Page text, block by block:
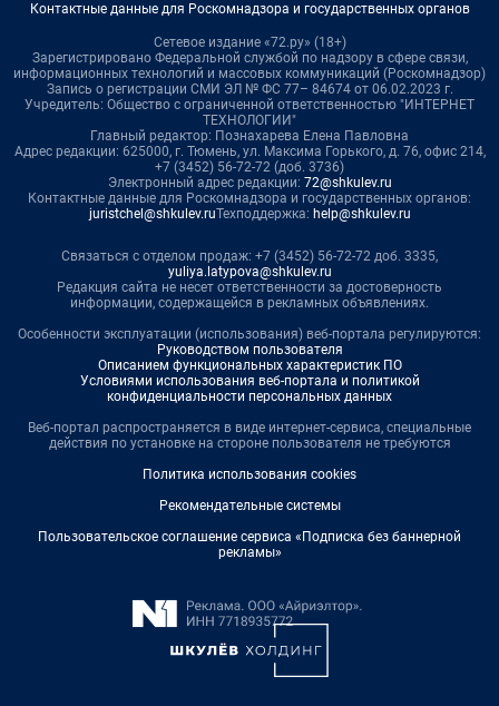
Контактные данные для Роскомнадзора и государственных органов
Сетевое издание «72.ру» (18+)
Зарегистрировано Федеральной службой по надзору в сфере связи,
информационных технологий и массовых коммуникаций (Роскомнадзор)
Запись о регистрации СМИ ЭЛ № ФС 77– 84674 от 06.02.2023 г.
Учредитель: Общество с ограниченной ответственностью "ИНТЕРНЕТ
ТЕХНОЛОГИИ"
Главный редактор: Познахарева Елена Павловна
Адрес редакции: 625000, г. Тюмень, ул. Максима Горького, д. 76, офис 214,
+7 (3452) 56-72-72 (доб. 3736)
Электронный адрес редакции: 72@shkulev.ru
Контактные данные для Роскомнадзора и государственных органов:
juristchel@shkulev.ruТехподдержка: help@shkulev.ru
Связаться с отделом продаж: +7 (3452) 56-72-72 доб. 3335,
yuliya.latypova@shkulev.ru
Редакция сайта не несет ответственности за достоверность
информации, содержащейся в рекламных объявлениях.
Особенности эксплуатации (использования) веб-портала регулируются:
Руководством пользователя
Описанием функциональных характеристик ПО
Условиями использования веб-портала и политикой
конфиденциальности персональных данных
Веб-портал распространяется в виде интернет-сервиса, специальные
действия по установке на стороне пользователя не требуются
Политика использования cookies
Рекомендательные системы
Пользовательское соглашение сервиса «Подписка без баннерной
рекламы»